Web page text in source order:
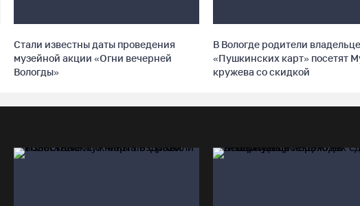
Стали известны даты проведения
музейной акции «Огни вечерней
Вологды»
В Вологде родители
«Пушкинских карт» посетят
кружева со скидкой